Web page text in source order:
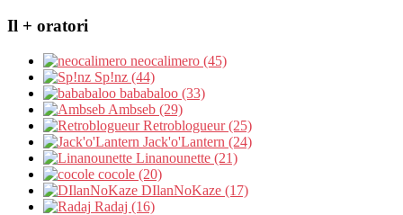
Il + oratori
neocalimero (45)
Sp!nz (44)
bababaloo (33)
Ambseb (29)
Retroblogueur (25)
Jack'o'Lantern (24)
Linanounette (21)
cocole (20)
DIlanNoKaze (17)
Radaj (16)